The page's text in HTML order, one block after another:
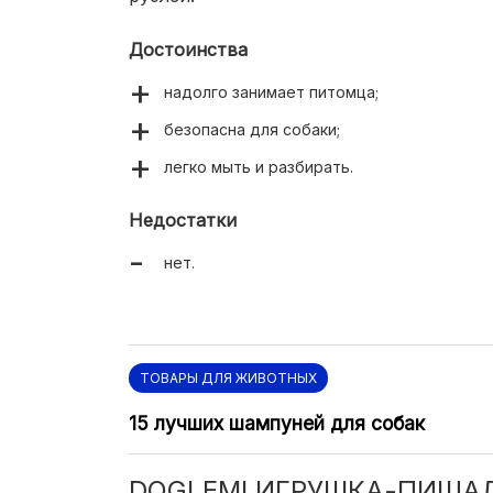
Достоинства
надолго занимает питомца;
безопасна для собаки;
легко мыть и разбирать.
Недостатки
нет.
ТОВАРЫ ДЛЯ ЖИВОТНЫХ
15 лучших шампуней для собак